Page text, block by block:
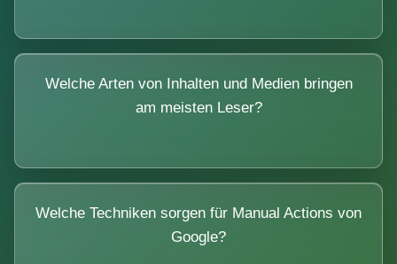
Welche Arten von Inhalten und Medien bringen
am meisten Leser?
Welche Techniken sorgen für Manual Actions von
Google?